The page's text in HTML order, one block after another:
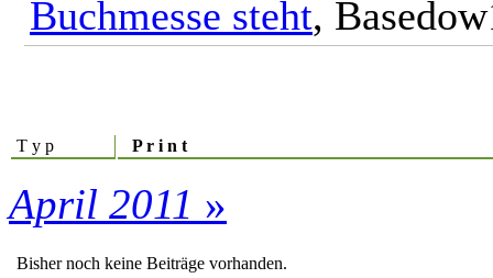
Buchmesse steht,
T y p P r i n t
April 2011 »
Bisher noch keine Beiträge vorhanden.